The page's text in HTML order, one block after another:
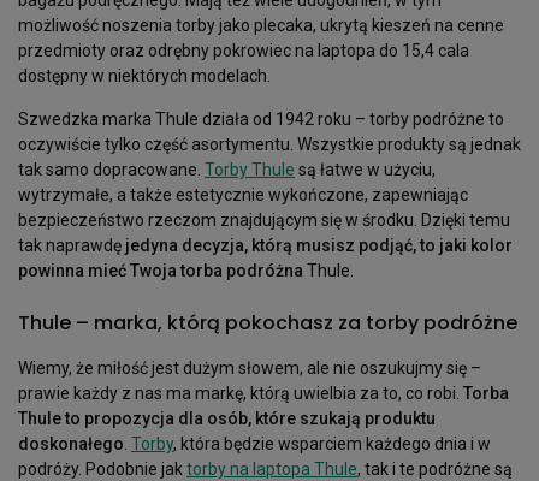
możliwość noszenia torby jako plecaka, ukrytą kieszeń na cenne
przedmioty oraz odrębny pokrowiec na laptopa do 15,4 cala
dostępny w niektórych modelach.
Szwedzka marka Thule działa od 1942 roku – torby podróżne to
oczywiście tylko część asortymentu. Wszystkie produkty są jednak
tak samo dopracowane. Torby Thule są łatwe w użyciu,
wytrzymałe, a także estetycznie wykończone, zapewniając
bezpieczeństwo rzeczom znajdującym się w środku. Dzięki temu
tak naprawdę jedyna decyzja, którą musisz podjąć, to jaki kolor
powinna mieć Twoja torba podróżna Thule.
Thule – marka, którą pokochasz za torby podróżne
Wiemy, że miłość jest dużym słowem, ale nie oszukujmy się –
prawie każdy z nas ma markę, którą uwielbia za to, co robi. Torba
Thule to propozycja dla osób, które szukają produktu
doskonałego. Torby, która będzie wsparciem każdego dnia i w
podróży. Podobnie jaktorby na laptopa Thule, tak i te podróżne są